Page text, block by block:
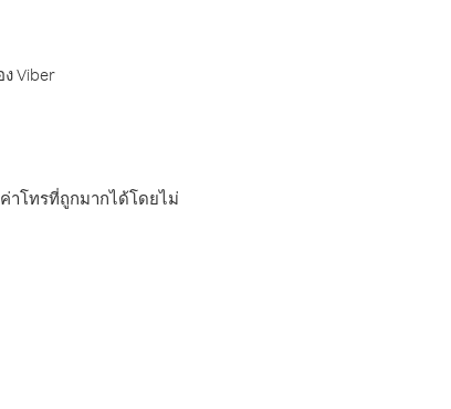
Viber
าโทรที่ถูกมากได้โดยไม่